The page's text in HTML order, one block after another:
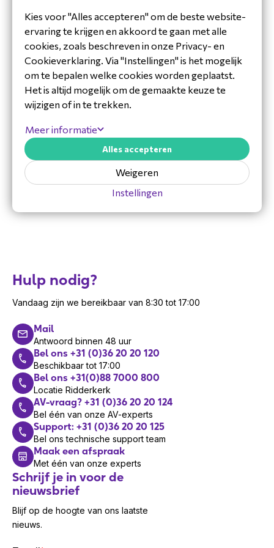
materialen
eenvoudige USB-A plug-and-play aansluiting
Microsoft Teams-certificering voor optimale
compatibiliteit
robuust ontwerp geschikt voor intensief
dagelijks gebruik
Toepassingen Jabra Engage 55 MS
Stereo USB-A
Deze headset is ideaal voor:
callcenter-omgevingen waar heldere
communicatie essentieel is
vergaderruimtes en hybride werkplekken
actieve ruisonderdrukking wensen
Dankzij de stereo-kwaliteit en comfortabele
pasvorm is de Engage 55 MS Stereo ook
geschikt voor lange trainingssessies, webinars
en multitasking op de werkplek. Bovendien blijft
de headset betrouwbaar, ook in drukke
kantooromgevingen waar achtergrondgeluiden
storend kunnen zijn.
Specificaties Jabra Engage 55 MS
Stereo USB-A
Type: stereo headset
Aansluiting: USB-A
Microfoon: ruisonderdrukkend, verstelbaar
Frequentiebereik: 20 Hz – 20 kHz
Certificering: Microsoft Teams
Gewicht: lichtgewicht ontwerp voor langdurig
Datasheet_ENG_Jabra_9559-450-111.pdf
Techsheet_ENG_Jabra_9559-450-111.pdf
Hulp nodig?
Vandaag zijn we bereikbaar van 8:30 tot 17:00
Mail
Antwoord binnen 48 uur
Bel ons +31 (0)36 20 20 120
Beschikbaar tot 17:00
Bel ons +31(0)88 7000 800
Locatie Ridderkerk
AV-vraag? +31 (0)36 20 20 124
Bel één van onze AV-experts
Support: +31 (0)36 20 20 125
Bel ons technische support team
Maak een afspraak
Met één van onze experts
Schrijf je in voor de
nieuwsbrief
Blijf op de hoogte van ons laatste
nieuws.
Kies voor "Alles accepteren" om de beste website-
ervaring te krijgen en akkoord te gaan met alle
cookies, zoals beschreven in onze Privacy- en
Cookieverklaring. Via "Instellingen" is het mogelijk
om te bepalen welke cookies worden geplaatst.
Het is altijd mogelijk om de gemaakte keuze te
wijzigen of in te trekken.
Meer informatie
Instellingen
Weigeren
Alles accepteren